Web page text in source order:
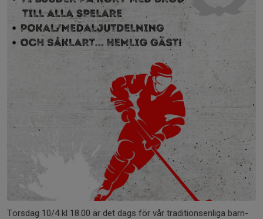
Torsdag 10/4 kl 18.00 är det dags för vår traditionsenliga barn-